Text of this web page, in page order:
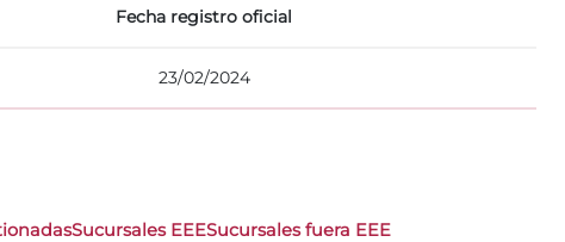
Fecha registro oficial
23/02/2024
Sucursales EEESucursales fuera EEE